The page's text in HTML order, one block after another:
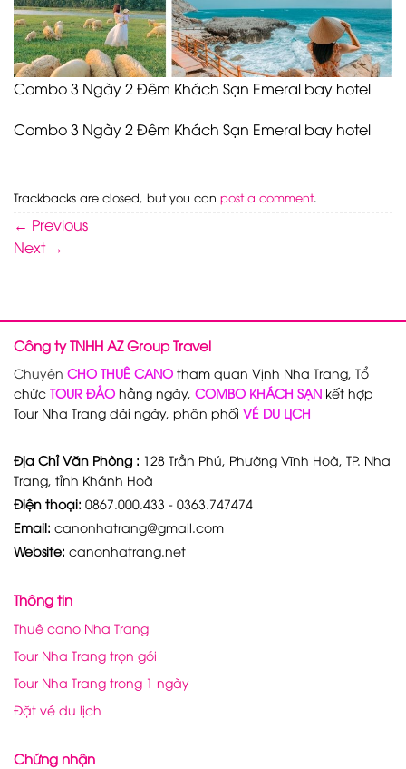
Combo 3 Ngày 2 Đêm Khách Sạn Emeral bay hotel
Combo 3 Ngày 2 Đêm Khách Sạn Emeral bay hotel
Trackbacks are closed, but you can post a comment.
← Previous
Next →
Công ty TNHH AZ Group Travel
Chuyên CHO THUÊ CANO tham quan Vịnh Nha Trang, Tổ
chức TOUR ĐẢO hằng ngày, COMBO KHÁCH SẠN kết hợp
Tour Nha Trang dài ngày, phân phối VÉ DU LỊCH
Địa Chỉ Văn Phòng : 128 Trần Phú, Phường Vĩnh Hoà, TP. Nha
Trang, tỉnh Khánh Hoà
Điện thoại: 0867.000.433 - 0363.747474
Email: canonhatrang@gmail.com
Website: canonhatrang.net
Thông tin
Thuê cano Nha Trang
Tour Nha Trang trọn gói
Tour Nha Trang trong 1 ngày
Đặt vé du lịch
Chứng nhận